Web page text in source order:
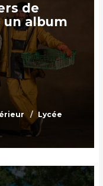
de
un album
Lycée